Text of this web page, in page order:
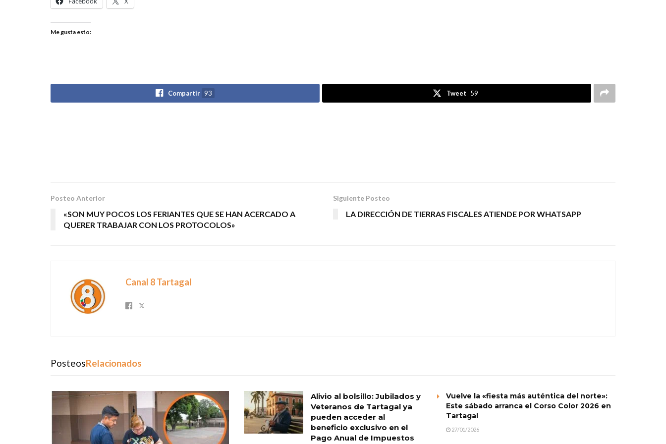
Me gusta esto:
Compartir 93 Tweet 59
Posteo Anterior
«SON MUY POCOS LOS FERIANTES QUE SE HAN ACERCADO A
QUERER TRABAJAR CON LOS PROTOCOLOS»
Siguiente Posteo
LA DIRECCIÓN DE TIERRAS FISCALES ATIENDE POR WHATSAPP
Canal 8 Tartagal
PosteosRelacionados
Alivio al bolsillo: Jubilados y
Veteranos de Tartagal ya
pueden acceder al
beneficio exclusivo en el
Pago Anual de Impuestos
Vuelve la «fiesta más auténtica del norte»:
Este sábado arranca el Corso Color 2026 en
Tartagal
27/01/2026